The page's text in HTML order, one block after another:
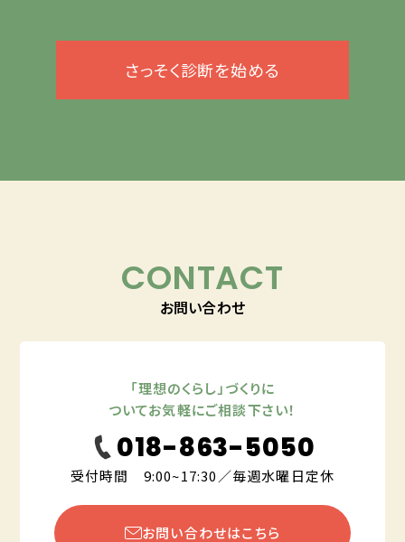
さっそく診断を始める
CONTACT
お問い合わせ
「理想のくらし」づくりに
ついてお気軽にご相談下さい！
018-863-5050
受付時間 9:00~17:30／毎週水曜日定休
お問い合わせはこちら